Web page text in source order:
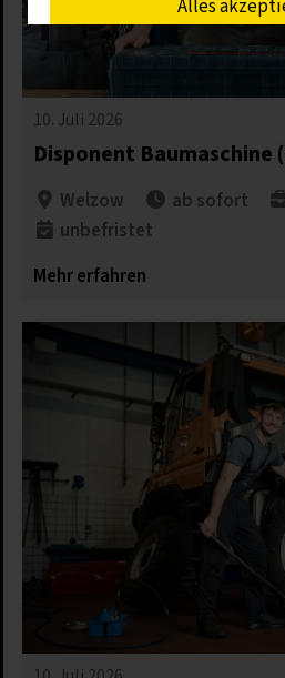
10. Juli 2026
Disponent Baumaschine
Welzow ab sofort
unbefristet
Mehr erfahren
Alles
Nur erforderliche
Details